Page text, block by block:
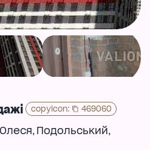
copyIcon: 469060
, Подольський,